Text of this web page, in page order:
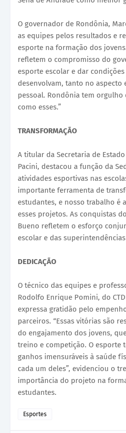
O governador de Rondônia,
as equipes pelos resultados e
esporte na formação dos
refletem o compromisso do
esporte escolar e dar
desenvolvam, tanto no aspecto
pessoal. Rondônia tem
como esses.”
TRANSFORMAÇÃO
A titular da Secretaria de
Pacini, destacou a função da
atividades esportivas nas
importante ferramenta de
estudantes, e nosso trabalho é
esses projetos. As conquistas
Bueno refletem o esforço
escolar e das
DEDICAÇÃO
O técnico das equipes e
Rodolfo Enrique Pomini, do
expressa gratidão pelo
parceiros. “Essas vitórias são
do engajamento dos jovens,
treino e competição. O esporte
ganhos imensuráveis à saúde
cada um deles”, evidenciou o
importância do projeto na
estudantes.
Esportes